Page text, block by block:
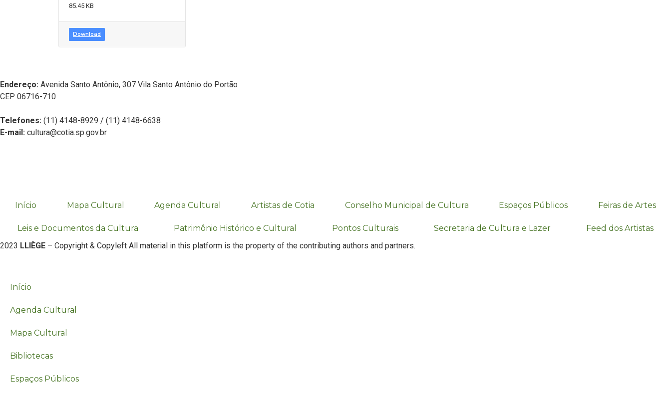
85.45 KB
Download
Endereço: Avenida Santo Antônio, 307 Vila Santo Antônio do Portão
CEP 06716-710
Telefones: (11) 4148-8929 / (11) 4148-6638
E-mail: cultura@cotia.sp.gov.br
Início Mapa Cultural Agenda Cultural Artistas de Cotia Conselho Municipal de Cultura Espaços Públicos Feiras de Artes
Leis e Documentos da Cultura Patrimônio Histórico e Cultural Pontos Culturais Secretaria de Cultura e Lazer
Feed dos Artistas
2023 LLIÈGE – Copyright & Copyleft All material in this platform is the property of the contributing authors and partners.
Início
Agenda Cultural
Mapa Cultural
Bibliotecas
Espaços Públicos